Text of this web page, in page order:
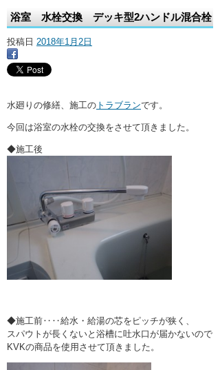
・水栓金具の取替え
・ここに水栓がほしい
浴室 水栓交換 デッキ型2ハンドル混合栓
投稿日 2018年1月2日
水廻りの修繕、施工の トラブランです。
今回は浴室の水栓の交換をさせて頂きました。
◆施工後
◆施工前‥‥給水・給湯の芯をピッチが狭く、
スパウトが長くないと浴槽に吐水口が届かないので
KVKの商品を使用させて頂きました。